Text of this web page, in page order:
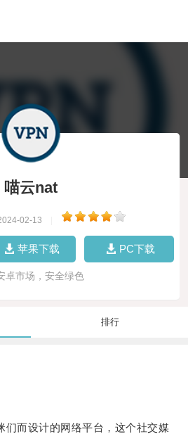
喵云nat
02-13
苹果下载 PC下载
卓市场，安全绿色
排行
而设计的网络平台，这个社交媒